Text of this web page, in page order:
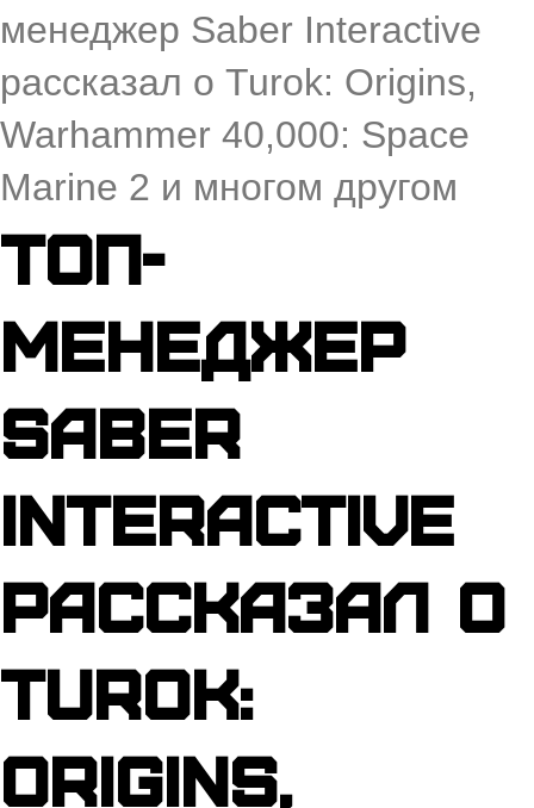
менеджер Saber Interactive
рассказал о Turok: Origins,
Warhammer 40,000: Space
Marine 2 и многом другом
Топ-
менеджер
Saber
Interactive
рассказал о
Turok:
Origins,